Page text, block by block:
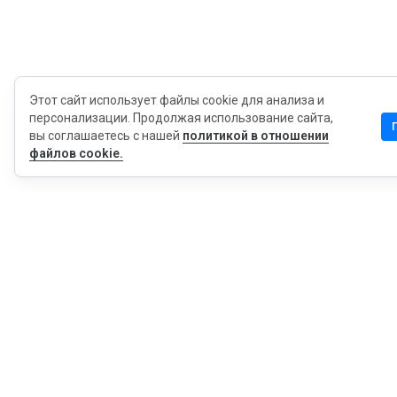
Этот сайт использует файлы cookie для анализа и
персонализации. Продолжая использование сайта,
вы соглашаетесь с нашей политикой в отношении
файлов cookie.